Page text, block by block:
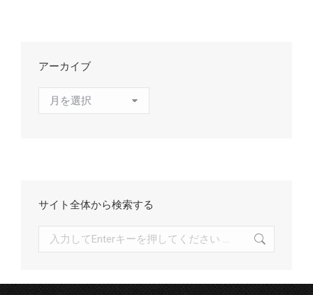
アーカイブ
サイト全体から検索する